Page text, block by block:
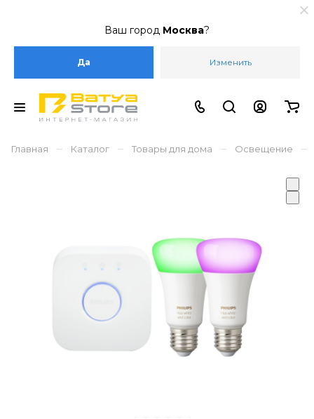
Ваш город Москва?
Да Изменить
Главная – Каталог – Товары для дома – Освещение –